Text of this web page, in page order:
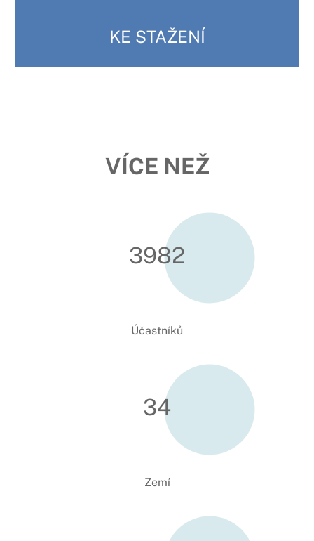
KE STAŽENÍ
VÍCE NEŽ
3990
Účastníků
34
Zemí